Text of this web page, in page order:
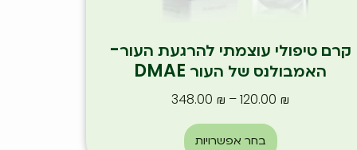
קרם טיפולי עוצמתי להרגעת העור-
האמבולנס של העור DMAE
120.00 ₪
–
348.00 ₪
בחר אפשרויות